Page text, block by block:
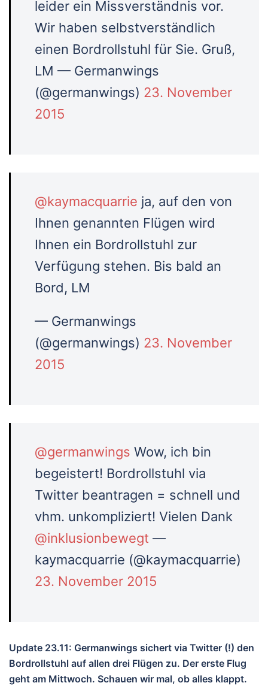
leider ein Missverständnis vor.
Wir haben selbstverständlich
einen Bordrollstuhl für Sie. Gruß,
LM — Germanwings
(@germanwings) 23. November
2015
@kaymacquarrie ja, auf den von
Ihnen genannten Flügen wird
Ihnen ein Bordrollstuhl zur
Verfügung stehen. Bis bald an
Bord, LM
— Germanwings
(@germanwings) 23. November
2015
@germanwings Wow, ich bin
begeistert! Bordrollstuhl via
Twitter beantragen = schnell und
vhm. unkompliziert! Vielen Dank
@inklusionbewegt —
kaymacquarrie (@kaymacquarrie)
23. November 2015
Update 23.11: Germanwings sichert via Twitter (!) den
Bordrollstuhl auf allen drei Flügen zu. Der erste Flug
geht am Mittwoch. Schauen wir mal, ob alles klappt.